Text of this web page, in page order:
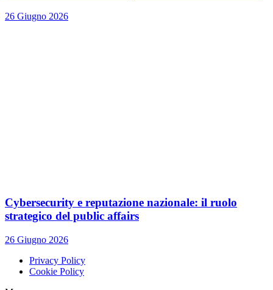
26 Giugno 2026
Cybersecurity e reputazione nazionale: il ruolo
strategico del public affairs
26 Giugno 2026
Privacy Policy
Cookie Policy